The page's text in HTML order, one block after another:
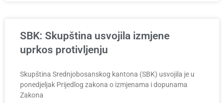
SBK: Skupština usvojila izmjene
uprkos protivljenju
Skupština Srednjobosanskog kantona (SBK) usvojila je u
ponedjeljak Prijedlog zakona o izmjenama i dopunama
Zakona